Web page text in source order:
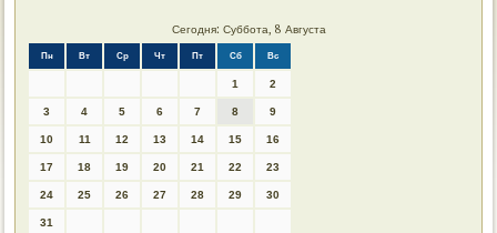
Сегодня: Суббота, 8 Августа
Пн Вт Ср Чт Пт Сб Вс
1 2
3 4 5 6 7 8 9
10 11 12 13 14 15 16
17 18 19 20 21 22 23
24 25 26 27 28 29 30
31